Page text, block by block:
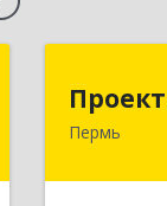
Пермь